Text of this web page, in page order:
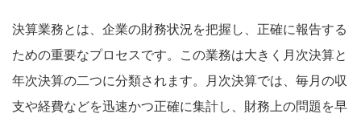
決算業務とは、企業の財務状況を把握し、正確に報告する
ための重要なプロセスです。この業務は大きく月次決算と
年次決算の二つに分類されます。月次決算では、毎月の収
支や経費などを迅速かつ正確に集計し、財務上の問題を早